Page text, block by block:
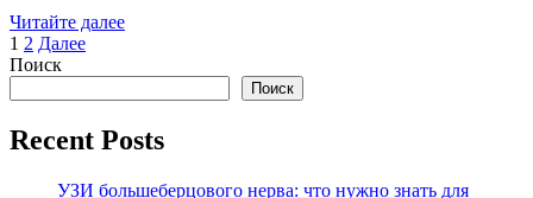
Читайте далее
Пагинация
записей
1 2 Далее
Поиск
Поиск
Recent Posts
УЗИ большеберцового нерва: что нужно знать для